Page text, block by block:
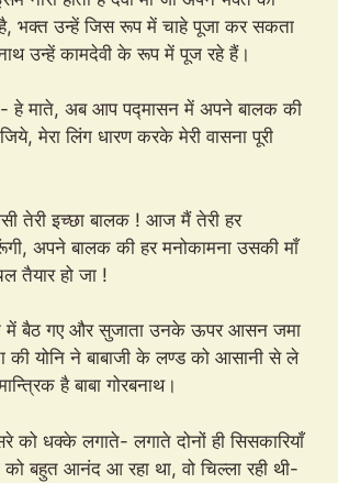
है, भक्त उन्हें जिस रूप में चाहे पूजा कर सकता
उन्हें कामदेवी के रूप में पूज रहे हैं।
हे माते, अब आप पद्मासन में अपने बालक की
मेरा लिंग धारण करके मेरी वासना पूरी
तेरी इच्छा बालक ! आज मैं तेरी हर
अपने बालक की हर मनोकामना उसकी माँ
तैयार हो जा !
में बैठ गए और सुजाता उनके ऊपर आसन जमा
की योनि ने बाबाजी के लण्ड को आसानी से ले
है बाबा गोरबनाथ।
को धक्के लगाते- लगाते दोनों ही सिसकारियाँ
बहुत आनंद आ रहा था, वो चिल्ला रही थी-